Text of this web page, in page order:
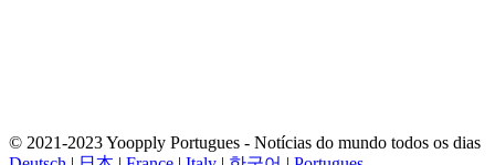
© 2021-2023 Yoopply Portugues - Notícias do mundo todos os dias